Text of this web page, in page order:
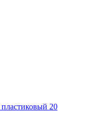
20